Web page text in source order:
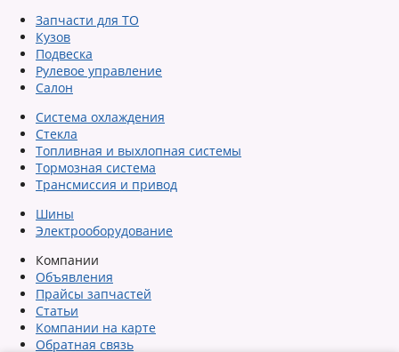
Запчасти для ТО
Кузов
Подвеска
Рулевое управление
Салон
Система охлаждения
Стекла
Топливная и выхлопная системы
Тормозная система
Трансмиссия и привод
Шины
Электрооборудование
Компании
Объявления
Прайсы запчастей
Статьи
Компании на карте
Обратная связь